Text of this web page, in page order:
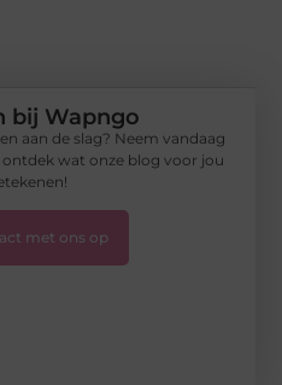
bij Wapngo
aan de slag? Neem vandaag
wat onze blog voor jou
met ons op